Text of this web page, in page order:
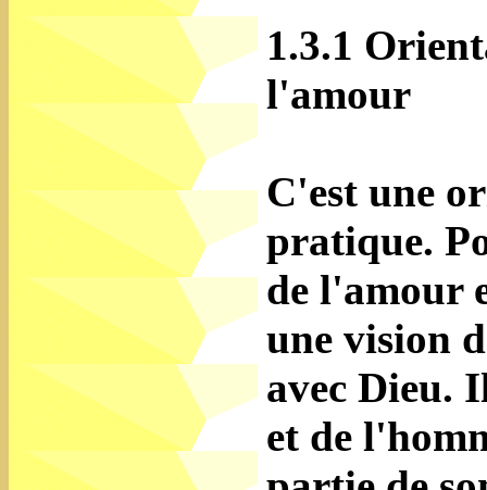
1.3.1
l'amour
C'est une
pratique.
de l'amour
une vision
avec Dieu.
et de